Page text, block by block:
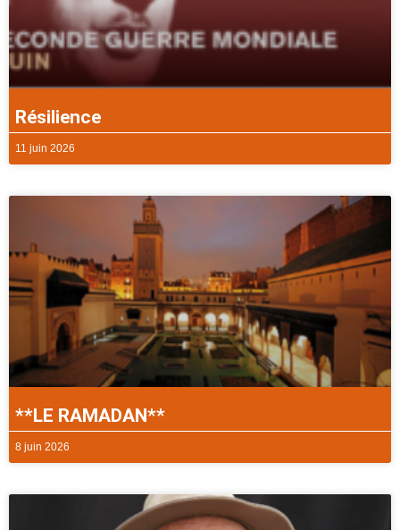
Résilience
11 juin 2026
**LE RAMADAN**
8 juin 2026